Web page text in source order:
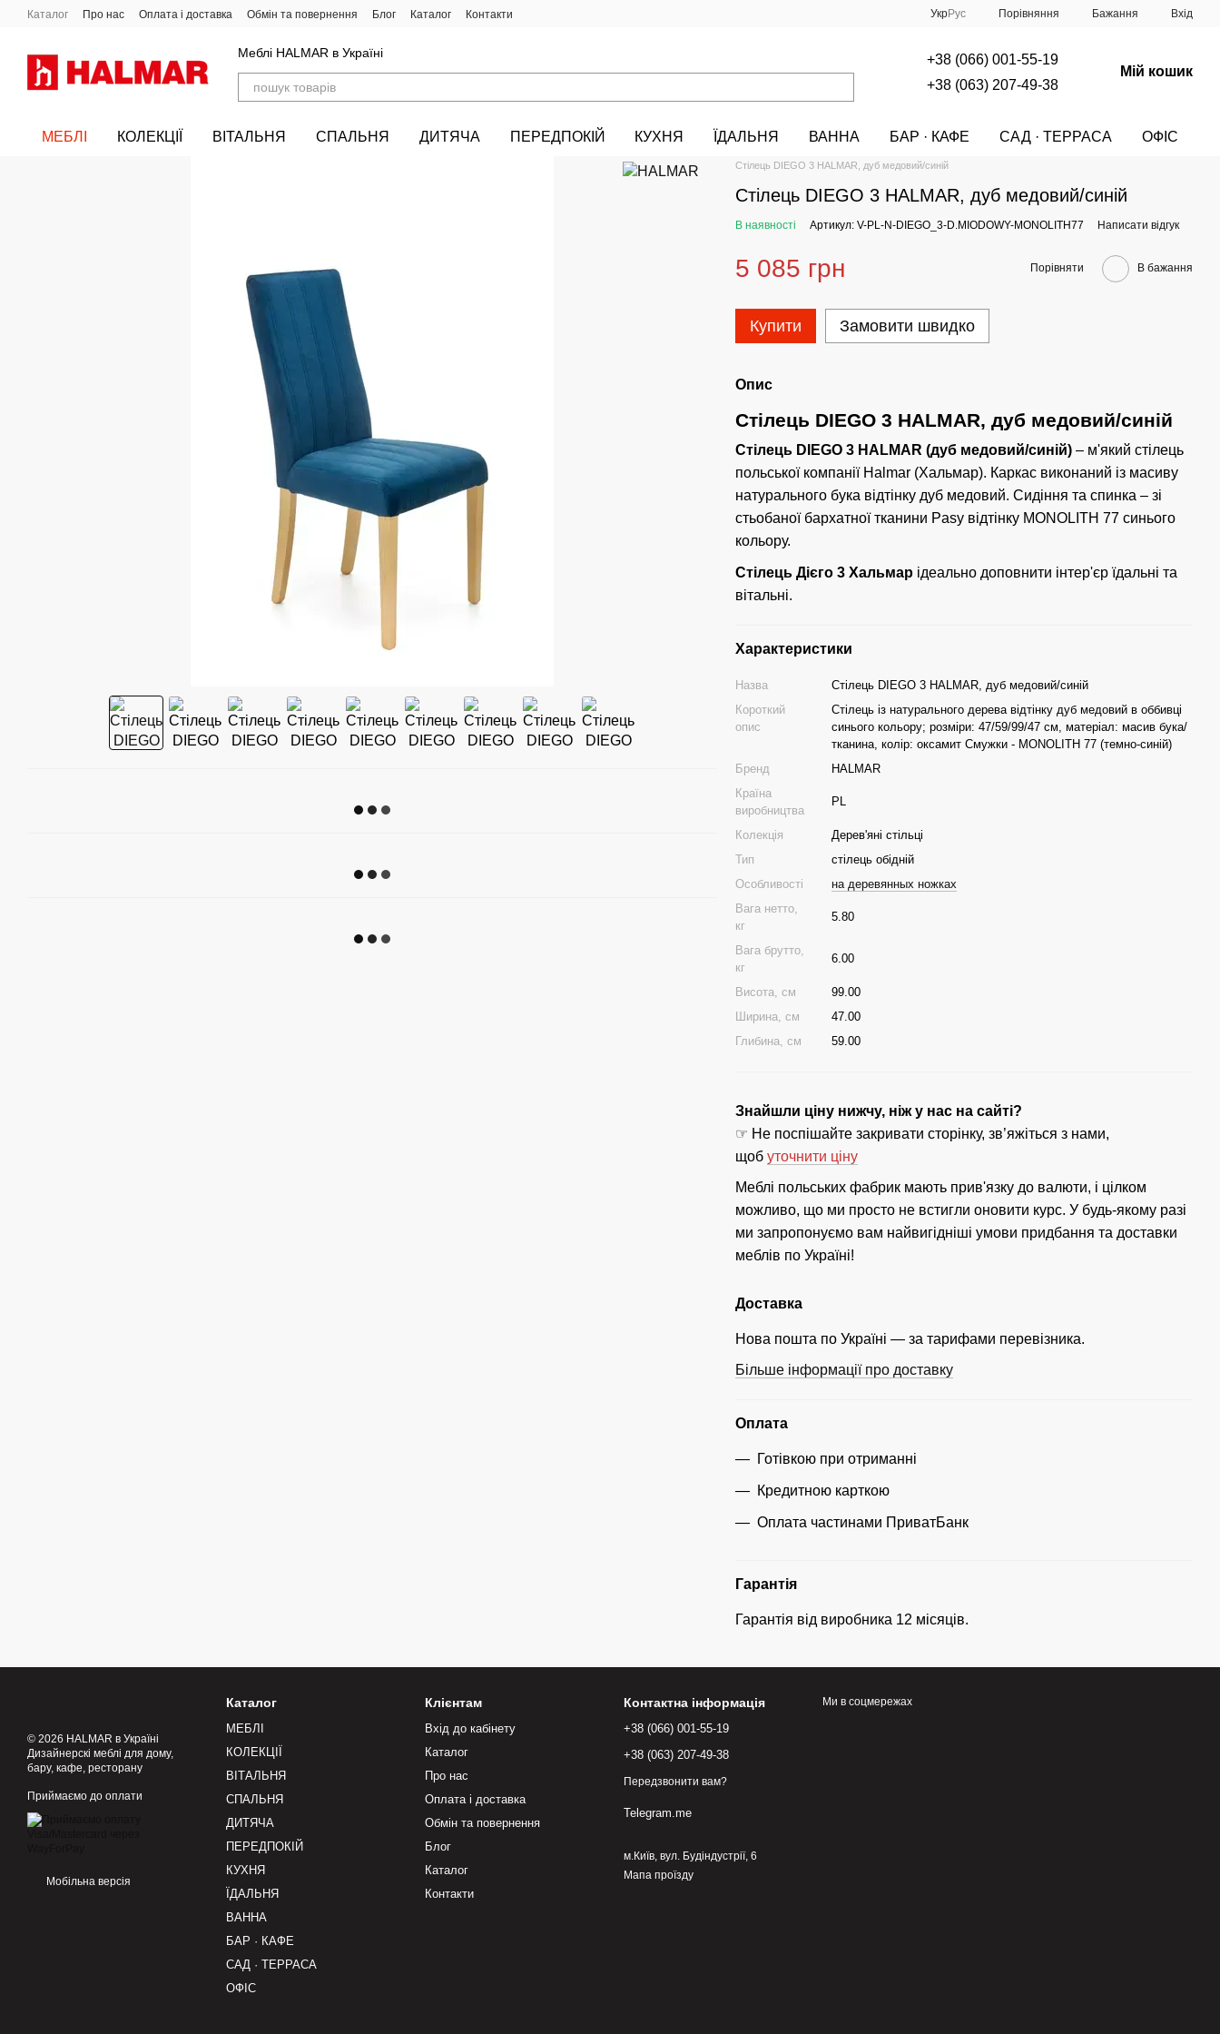
Перейти до основного контенту
Каталог Про нас Оплата і доставка Обмін та повернення Блог Каталог Контакти УкрРус Порівняння Бажання Вхід
Меблі HALMAR в Україні
+38 (066) 001-55-19
+38 (063) 207-49-38
Мій кошик
МЕБЛІ КОЛЕКЦІЇ ВІТАЛЬНЯ СПАЛЬНЯ ДИТЯЧА ПЕРЕДПОКІЙ КУХНЯ ЇДАЛЬНЯ ВАННА БАР · КАФЕ САД · ТЕРРАСА ОФІС
Стілець DIEGO 3 HALMAR, дуб медовий/синій
Стілець DIEGO 3 HALMAR, дуб медовий/синій
В наявності Артикул: V-PL-N-DIEGO_3-D.MIODOWY-MONOLITH77 Написати відгук
5 085 грн Порівняти В бажання
Купити Замовити швидко
Опис
Стілець DIEGO 3 HALMAR, дуб медовий/синій
Стілець DIEGO 3 HALMAR (дуб медовий/синій) – м'який стілець
польської компанії Halmar (Хальмар). Каркас виконаний із масиву
натурального бука відтінку дуб медовий. Сидіння та спинка – зі
стьобаної бархатної тканини Pasy відтінку MONOLITH 77 синього
кольору.
Стілець Дієго 3 Хальмар ідеально доповнити інтер'єр їдальні та
вітальні.
Характеристики
Назва
Стілець DIEGO 3 HALMAR, дуб медовий/синій
Короткий
опис
Стілець із натурального дерева відтінку дуб медовий в оббивці
синього кольору; розміри: 47/59/99/47 см, матеріал: масив бука/
тканина, колір: оксамит Смужки - MONOLITH 77 (темно-синій)
Бренд
HALMAR
Країна
виробництва
PL
Колекція
Дерев'яні стільці
Тип
стілець обідній
Особливості
на деревянных ножках
Вага нетто,
кг
5.80
Вага брутто,
кг
6.00
Висота, см
99.00
Ширина, см
47.00
Глибина, см
59.00
Знайшли ціну нижчу, ніж у нас на сайті?
☞ Не поспішайте закривати сторінку, зв’яжіться з нами,
щобуточнити ціну
Меблі польських фабрик мають прив'язку до валюти, і цілком
можливо, що ми просто не встигли оновити курс. У будь-якому разі
ми запропонуємо вам найвигідніші умови придбання та доставки
меблів по Україні!
Доставка
Нова пошта по Україні — за тарифами перевізника.
Більше інформації про доставку
Оплата
Готівкою при отриманні
Кредитною карткою
Оплата частинами ПриватБанк
Гарантія
Гарантія від виробника 12 місяців.
© 2026 HALMAR в Україні
Дизайнерскі меблі для дому,
бару, кафе, ресторану
Приймаємо до оплати
Мобільна версія
Каталог
МЕБЛІ
КОЛЕКЦІЇ
ВІТАЛЬНЯ
СПАЛЬНЯ
ДИТЯЧА
ПЕРЕДПОКІЙ
КУХНЯ
ЇДАЛЬНЯ
ВАННА
БАР · КАФЕ
САД · ТЕРРАСА
ОФІС
Клієнтам
Вхід до кабінету
Каталог
Про нас
Оплата і доставка
Обмін та повернення
Блог
Каталог
Контакти
Контактна інформація
+38 (066) 001-55-19
+38 (063) 207-49-38
Передзвонити вам?
Telegram.me
м.Київ, вул. Будіндустрії, 6
Мапа проїзду
Ми в соцмережах